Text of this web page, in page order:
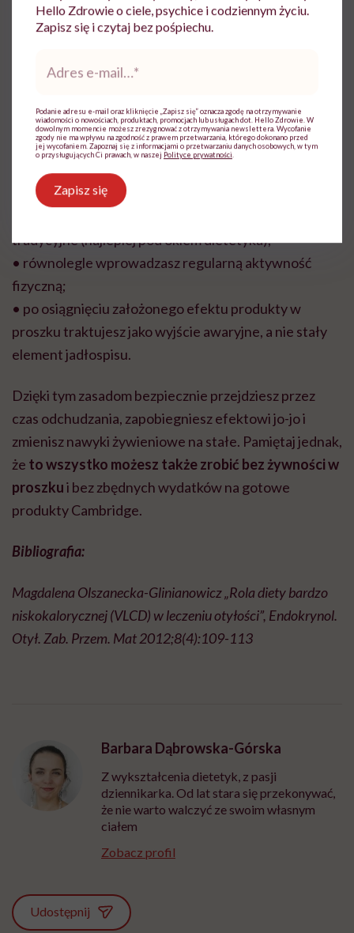
Cambridge?
• dietę Cambridge stosujesz z polecenia lekarza;
• etap o bardzo niskiej kaloryczności wprowadzasz na
krótko (o czasie trwania decyduje lekarz);
• jadłospis bazujący na produktach w proszku
tradycyjne (najlepiej pod okiem dietetyka);
• równolegle wprowadzasz regularną aktywność
fizyczną;
• po osiągnięciu założonego efektu produkty w
proszku traktujesz jako wyjście awaryjne, a nie stały
element jadłospisu.
Dzięki tym zasadom bezpiecznie przejdziesz przez
czas odchudzania, zapobiegniesz efektowi jo-jo i
zmienisz nawyki żywieniowe na stałe. Pamiętaj jednak,
że to wszystko możesz także zrobić bez żywności w
proszkui bez zbędnych wydatków na gotowe
produkty Cambridge.
Bibliografia:
Magdalena Olszanecka-Glinianowicz „Rola diety bardzo
niskokalorycznej (VLCD) w leczeniu otyłości”, Endokrynol.
Otył. Zab. Przem. Mat 2012;8(4):109-113
Barbara Dąbrowska-Górska
Z wykształcenia dietetyk, z pasji
dziennikarka. Od lat stara się przekonywać,
że nie warto walczyć ze swoim własnym
ciałem
Zobacz profil
Udostępnij
Hello Zdrowie o ciele, psychice i codziennym życiu.
Zapisz się i czytaj bez pośpiechu.
mail*
Podanie adresu e-mail oraz kliknięcie „Zapisz się” oznacza zgodę na otrzymywanie
wiadomości o nowościach, produktach, promocjach lub usługach dot. Hello Zdrowie. W
dowolnym momencie możesz zrezygnować z otrzymywania newslettera. Wycofanie
zgody nie ma wpływu na zgodność z prawem przetwarzania, którego dokonano przed
jej wycofaniem. Zapoznaj się z informacjami o przetwarzaniu danych osobowych, w tym
o przysługujących Ci prawach, w naszej Polityce prywatności
Zapisz się